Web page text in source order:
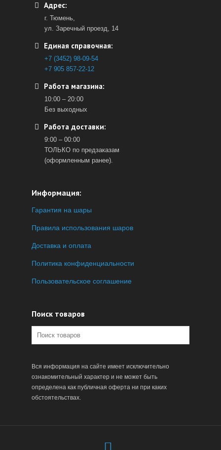
Адрес:
г. Тюмень,
ул. Заречный проезд, 14
Единая справочная:
+7 (3452) 98-09-54
+7 905 857-22-12
Работа магазина:
10:00 – 20:00
Без выходных
Работа доставки:
9:00 – 00:00
ТОЛЬКО по предзаказам
(оформленным ранее).
Информация:
Гарантия на шары
Правила использования шаров
Доставка и оплата
Политика конфиденциальности
Пользовательское соглашение
Поиск товаров
Вся информация на сайте имеет исключительно
ознакомительный характер и не может быть
определена как публичная оферта ни при каких
обстоятельствах.